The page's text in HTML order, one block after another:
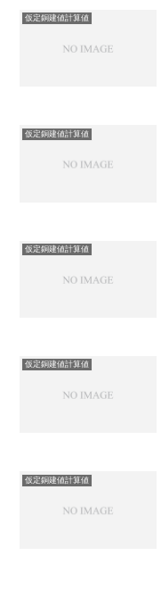
仮定銅建値計算値
仮定銅建値計算値
仮定銅建値計算値
仮定銅建値計算値
仮定銅建値計算値